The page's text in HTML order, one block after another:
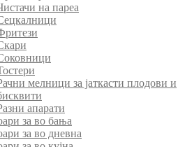
на пареа
мелници за јаткасти плодови и
апарати
за во бања
за во дневна